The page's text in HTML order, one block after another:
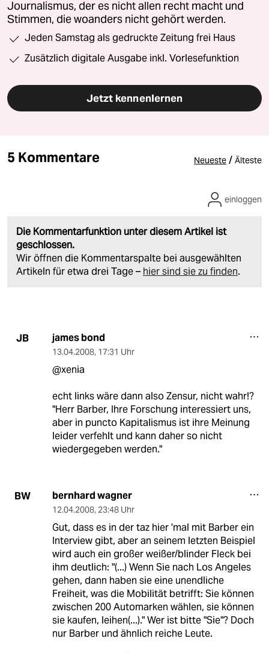
Journalismus, der es nicht allen recht macht und
Stimmen, die woanders nicht gehört werden.
Jeden Samstag als gedruckte Zeitung frei Haus
Zusätzlich digitale Ausgabe inkl. Vorlesefunktion
Jetzt kennenlernen
5 Kommentare Neueste / Älteste
Die Kommentarfunktion unter diesem Artikel ist
geschlossen.
Wir öffnen die Kommentarspalte bei ausgewählten
Artikeln für etwa drei Tage – hier sind sie zu finden.
einloggen
JB james bond
13.04.2008, 17:31 Uhr
@xenia
echt links wäre dann also Zensur, nicht wahr!?
"Herr Barber, Ihre Forschung interessiert uns,
aber in puncto Kapitalismus ist ihre Meinung
leider verfehlt und kann daher so nicht
wiedergegeben werden."
BW bernhard wagner
12.04.2008, 23:48 Uhr
Gut, dass es in der taz hier 'mal mit Barber ein
Interview gibt, aber an seinem letzten Beispiel
wird auch ein großer weißer/blinder Fleck bei
ihm deutlich: "(...) Wenn Sie nach Los Angeles
gehen, dann haben sie eine unendliche
Freiheit, was die Mobilität betrifft: Sie können
zwischen 200 Automarken wählen, sie können
sie kaufen, leihen(...)." Wer ist bitte "Sie"? Doch
nur Barber und ähnlich reiche Leute.